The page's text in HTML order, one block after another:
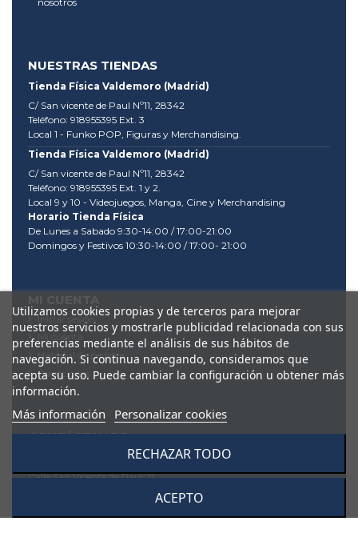
NUESTRAS TIENDAS
Tienda Física Valdemoro (Madrid)
C/ San vicente de Paul Nº11, 28342
Teléfono: 918955395 Ext. 3
Local 1 - Funko POP, Figuras y Merchandising.
Tienda Física Valdemoro (Madrid)
C/ San vicente de Paul Nº11, 28342
Teléfono: 918955395 Ext. 1 y 2.
Local 9 y 10 - Videojuegos, Manga, Cine y Merchandising
Horario Tienda Física
De Lunes a Sabado 9:30-14:00 / 17:00-21:00
Domingos y Festivos 10:30-14:00 / 17:00- 21:00
Iniciar sesión
Mi cuenta
Historial de pedidos
Direcciones
CONTÁCTANOS
Calle San Vicente de Paul, 11
Utilizamos cookies propias y de terceros para mejorar
nuestros servicios y mostrarle publicidad relacionada con sus
preferencias mediante el análisis de sus hábitos de
navegación. Si continua navegando, consideramos que
acepta su uso. Puede cambiar la configuración u obtener más
información.
Más información Personalizar cookies
RECHAZAR TODO
ACEPTO